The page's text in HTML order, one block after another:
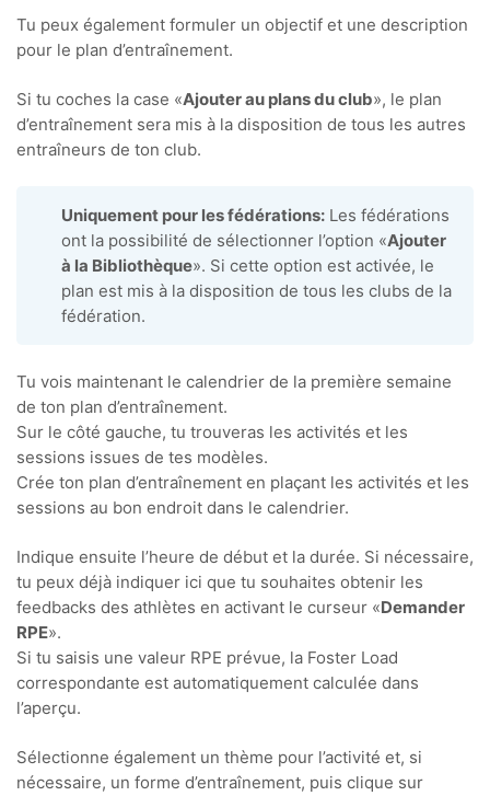
Tu peux également formuler un objectif et une description
pour le plan d’entraînement.
Si tu coches la case «Ajouter au plans du club», le plan
d’entraînement sera mis à la disposition de tous les autres
entraîneurs de ton club.
Uniquement pour les fédérations: Les fédérations
ont la possibilité de sélectionner l’option «Ajouter
à la Bibliothèque». Si cette option est activée, le
plan est mis à la disposition de tous les clubs de la
fédération.
Tu vois maintenant le calendrier de la première semaine
de ton plan d’entraînement.
Sur le côté gauche, tu trouveras les activités et les
sessions issues de tes modèles.
Crée ton plan d’entraînement en plaçant les activités et les
sessions au bon endroit dans le calendrier.
Indique ensuite l’heure de début et la durée. Si nécessaire,
tu peux déjà indiquer ici que tu souhaites obtenir les
feedbacks des athlètes en activant le curseur «Demander
RPE».
Si tu saisis une valeur RPE prévue, la Foster Load
correspondante est automatiquement calculée dans
l’aperçu.
Sélectionne également un thème pour l’activité et, si
nécessaire, un forme d’entraînement, puis clique sur